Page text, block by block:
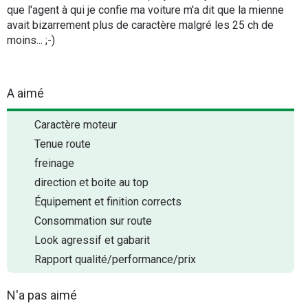
que l'agent à qui je confie ma voiture m'a dit que la mienne
avait bizarrement plus de caractère malgré les 25 ch de
moins... ;-)
A aimé
Caractère moteur
Tenue route
freinage
direction et boite au top
Équipement et finition corrects
Consommation sur route
Look agressif et gabarit
Rapport qualité/performance/prix
N'a pas aimé